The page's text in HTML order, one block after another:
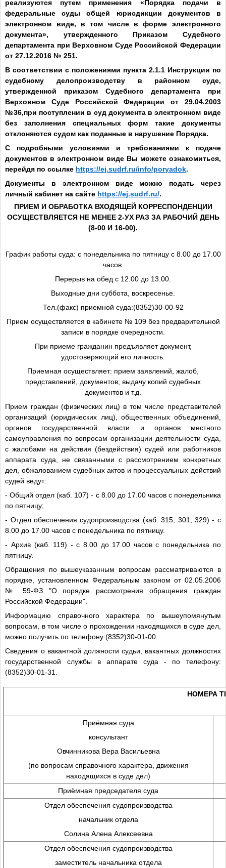
реализуются путем применения «Порядка подачи в
федеральные суды общей юрисдикции документов в
электронном виде, в том числе в форме электронного
документа», утвержденного Приказом Судебного
департамента при Верховном Суде Российской Федерации
от 27.12.2016 № 251.
В соответствии с положениями пункта 2.1.1 Инструкции по
судебному делопроизводству в районном суде,
утвержденной приказом Судебного департамента при
Верховном Суде Российской Федерации от 29.04.2003
№36,при поступлении в суд документа в электронном виде
без заполнения специальных форм такие документы
отклоняются судом как поданные в нарушение Порядка.
С подробными условиями и требованиями к подаче
документов в электронном виде Вы можете ознакомиться,
перейдя по ссылке https://ej.sudrf.ru/info/poryadok.
Документы в электронном виде можно подать через
личный кабинет на сайте https://ej.sudrf.ru/.
ПРИЕМ И ОБРАБОТКА ВХОДЯЩЕЙ КОРРЕСПОНДЕНЦИИ
ОСУЩЕСТВЛЯЕТСЯ НЕ МЕНЕЕ 2-УХ РАЗ ЗА РАБОЧИЙ ДЕНЬ
(8-00 И 16-00).
График работы суда: с понедельника по пятницу с 8.00 до 17.00
часов.
Перерыв на обед с 12.00 до 13.00.
Выходные дни суббота, воскресенье.
Тел.(факс) приемной суда:(8352)30-00-92
Прием осуществляется в кабинете № 109 без предварительной
записи в порядке очередности.
При приеме гражданин предъявляет документ,
удостоверяющий его личность.
Приемная осуществляет: прием заявлений, жалоб,
представлений, документов; выдачу копий судебных
документов и т.д.
Прием граждан (физических лиц) в том числе представителей
организаций (юридических лиц), общественных объединений,
органов государственной власти и органов местного
самоуправления по вопросам организации деятельности суда,
с жалобами на действия (бездействия) судей или работников
аппарата суда, не связанными с рассмотрением конкретных
дел, обжалованием судебных актов и процессуальных действий
судей ведут:
- Общий отдел (каб. 107) - с 8.00 до 17.00 часов с понедельника
по пятницу;
- Отдел обеспечения судопроизводства (каб. 315, 301, 329) - с
8.00 до 17.00 часов с понедельника по пятницу.
- Архив (каб. 119) - с 8.00 до 17.00 часов с понедельника по
пятницу.
Обращения по вышеуказанным вопросам рассматриваются в
порядке, установленном Федеральным законом от 02.05.2006
№ 59-ФЗ "О порядке рассмотрения обращения граждан
Российской Федерации".
Информацию справочного характера по вышеупомянутым
вопросам, в том числе о прохождении находящихся в суде дел,
можно получить по телефону:(8352)30-01-00.
Сведения о вакантной должности судьи, вакантных должностях
государственной службы в аппарате суда - по телефону:
(8352)30-01-31.
НОМЕРА
Приёмная суда
консультант
Овчинникова Вера Васильевна
(по вопросам справочного характера, движения
находящихся в суде дел)
Приёмная председателя суда
Отдел обеспечения судопроизводства
начальник отдела
Солина Алена Алексеевна
Отдел обеспечения судопроизводства
заместитель начальника отдела